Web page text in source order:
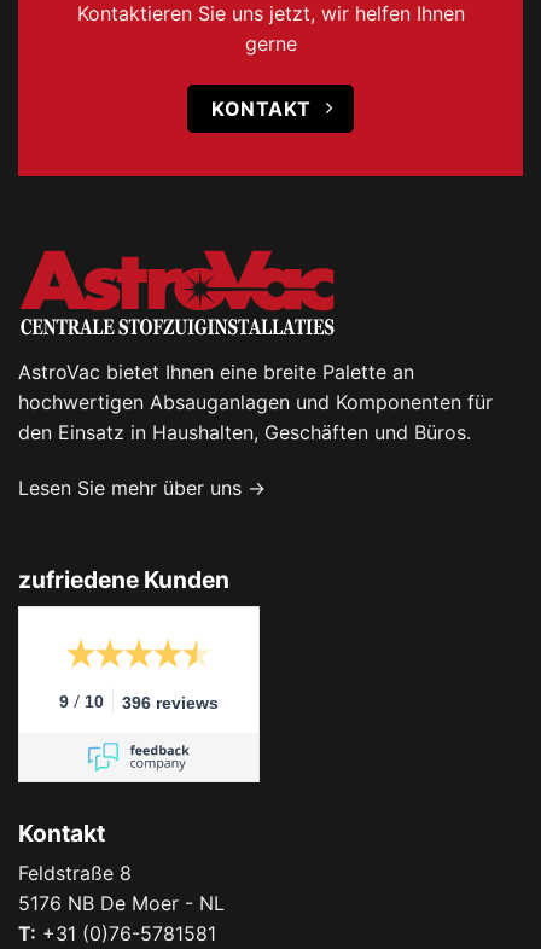
Kontaktieren Sie uns jetzt, wir helfen Ihnen
gerne
KONTAKT
AstroVac bietet Ihnen eine breite Palette an
hochwertigen Absauganlagen und Komponenten für
den Einsatz in Haushalten, Geschäften und Büros.
Lesen Sie mehr über uns →
zufriedene Kunden
9 / 10 396 reviews
Kontakt
Feldstraße 8
5176 NB De Moer - NL
T: +31 (0)76-5781581